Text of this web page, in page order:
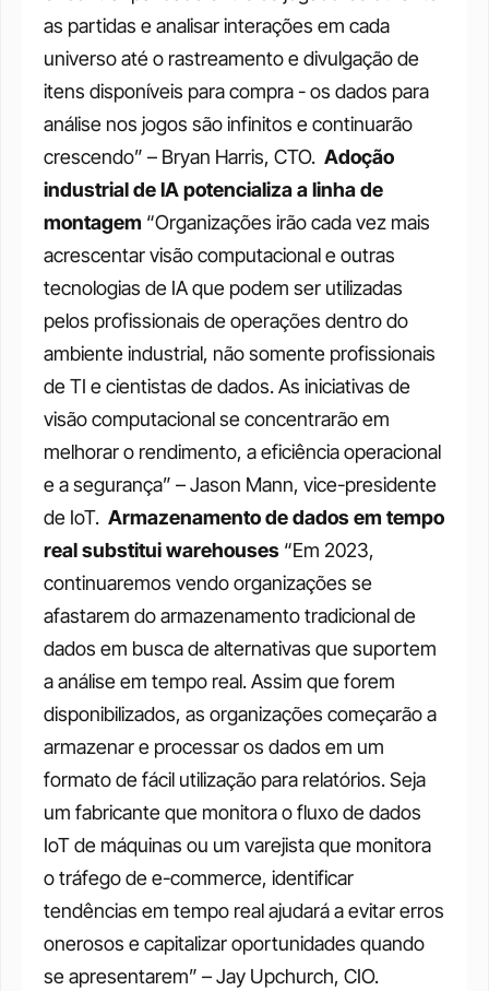
as partidas e analisar interações em cada
universo até o rastreamento e divulgação de
itens disponíveis para compra - os dados para
análise nos jogos são infinitos e continuarão
crescendo” – Bryan Harris, CTO. Adoção
industrial de IA potencializa a linha de
montagem “Organizações irão cada vez mais
acrescentar visão computacional e outras
tecnologias de IA que podem ser utilizadas
pelos profissionais de operações dentro do
ambiente industrial, não somente profissionais
de TI e cientistas de dados. As iniciativas de
visão computacional se concentrarão em
melhorar o rendimento, a eficiência operacional
e a segurança” – Jason Mann, vice-presidente
de IoT. Armazenamento de dados em tempo
real substitui warehouses “Em 2023,
continuaremos vendo organizações se
afastarem do armazenamento tradicional de
dados em busca de alternativas que suportem
a análise em tempo real. Assim que forem
disponibilizados, as organizações começarão a
armazenar e processar os dados em um
formato de fácil utilização para relatórios. Seja
um fabricante que monitora o fluxo de dados
IoT de máquinas ou um varejista que monitora
o tráfego de e-commerce, identificar
tendências em tempo real ajudará a evitar erros
onerosos e capitalizar oportunidades quando
se apresentarem” – Jay Upchurch, CIO.